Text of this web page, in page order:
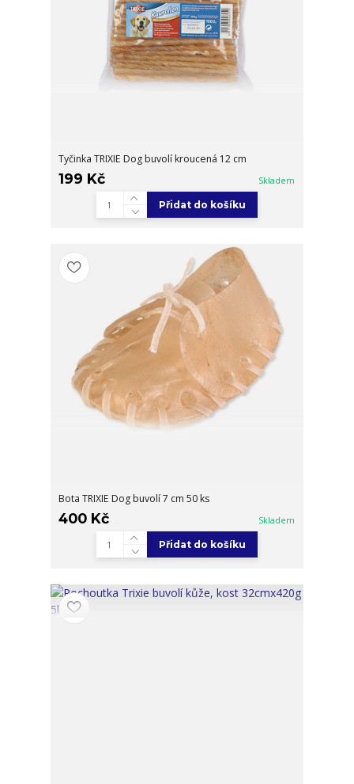
Tyčinka TRIXIE Dog buvolí kroucená 12 cm
199 Kč Skladem
Přidat do košíku
Bota TRIXIE Dog buvolí 7 cm 50 ks
400 Kč Skladem
Přidat do košíku